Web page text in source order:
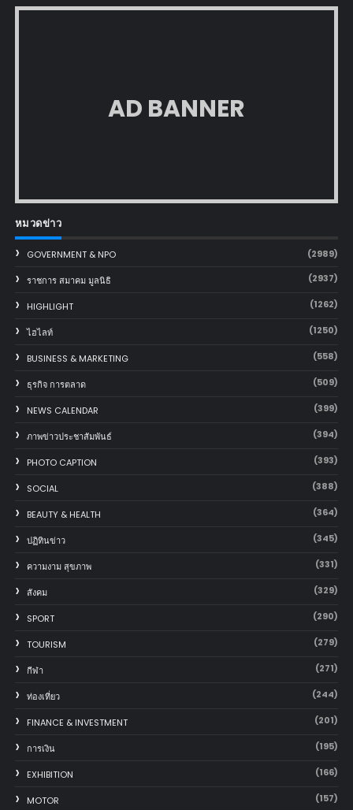
AD BANNER
หมวดข่าว
GOVERNMENT & NPO (2989)
ราชการ สมาคม มูลนิธิ (2937)
HIGHLIGHT (1262)
ไฮไลท์ (1250)
BUSINESS & MARKETING (558)
ธุรกิจ การตลาด (509)
NEWS CALENDAR (399)
ภาพข่าวประชาสัมพันธ์ (394)
PHOTO CAPTION (393)
SOCIAL (388)
BEAUTY & HEALTH (364)
ปฏิทินข่าว (345)
ความงาม สุขภาพ (331)
สังคม (329)
SPORT (290)
TOURISM (279)
กีฬา (271)
ท่องเที่ยว (244)
FINANCE & INVESTMENT (201)
การเงิน (195)
EXHIBITION (166)
MOTOR (157)